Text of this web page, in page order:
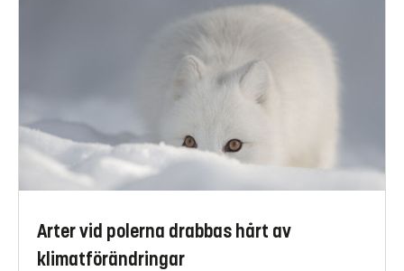
Arter vid polerna drabbas hårt av
klimatförändringar